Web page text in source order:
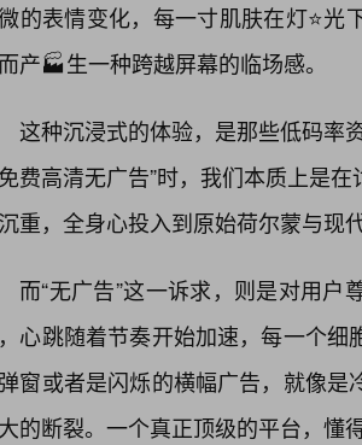
的表情变化，每一寸肌肤在灯⭐
产🏭生一种跨越屏幕的临场感。
这种沉浸式的体验，是那些低码率
费高清无广告”时，我们本质上是
重，全身心投入到原始荷尔蒙与现
而“无广告”这一诉求，则是对用
心跳随着节奏开始加速，每一个
窗或者是闪烁的横幅广告，就像
的断裂。一个真正顶级的平台，懂